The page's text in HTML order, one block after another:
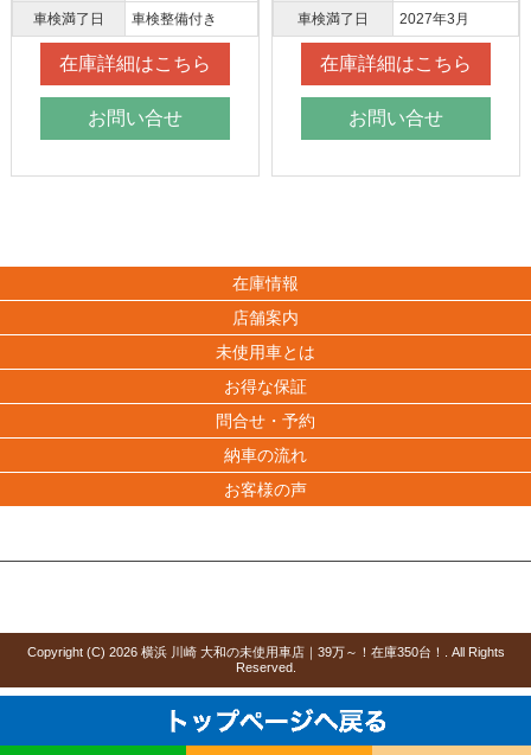
車検満了日 車検整備付き
在庫詳細はこちら
お問い合せ
車検満了日 2027年3月
在庫詳細はこちら
お問い合せ
在庫情報
店舗案内
未使用車とは
お得な保証
問合せ・予約
納車の流れ
お客様の声
Copyright (C) 2026 横浜 川崎 大和の未使用車店｜39万～！在庫350台！
. All Rights
Reserved.